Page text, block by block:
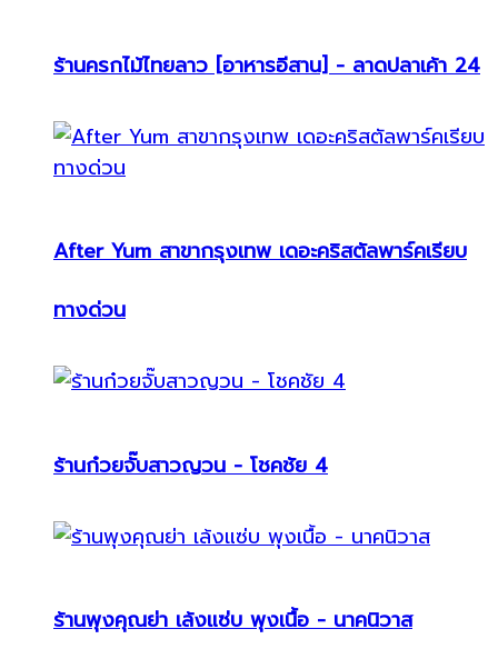
ร้านครกไม้ไทยลาว [อาหารอีสาน] - ลาดปลาเค้า 24
After Yum สาขากรุงเทพ เดอะคริสตัลพาร์คเรียบ
ทางด่วน
ร้านก๋วยจั๊บสาวญวน - โชคชัย 4
ร้านพุงคุณย่า เล้งแซ่บ พุงเนื้อ - นาคนิวาส